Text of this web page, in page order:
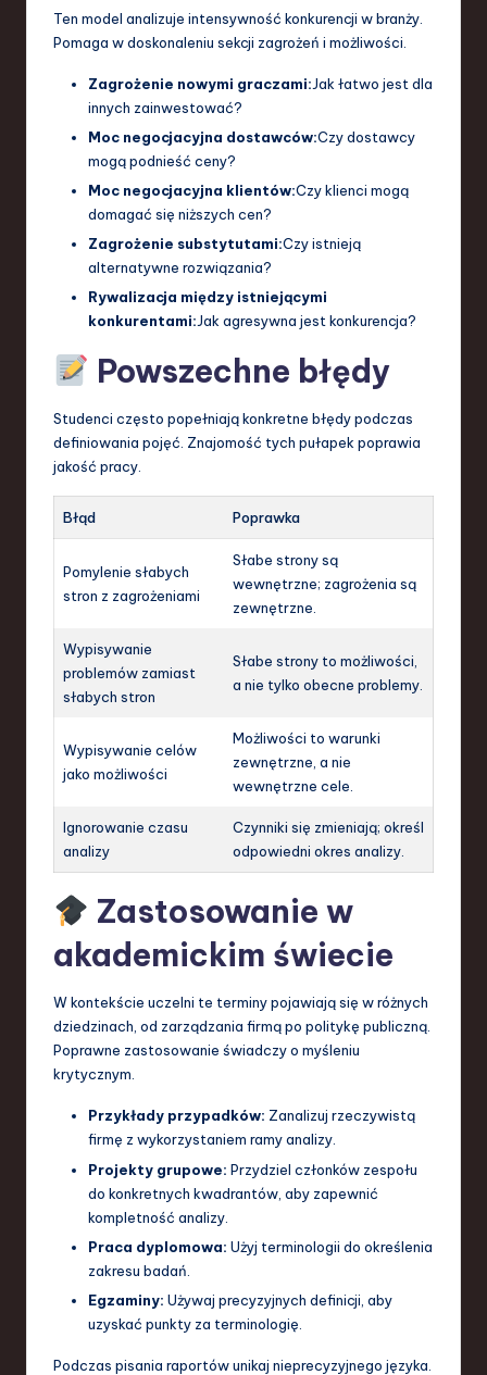
Ten model analizuje intensywność konkurencji w branży.
Pomaga w doskonaleniu sekcji zagrożeń i możliwości.
Zagrożenie nowymi graczami:Jak łatwo jest dla
innych zainwestować?
Moc negocjacyjna dostawców:Czy dostawcy
mogą podnieść ceny?
Moc negocjacyjna klientów:Czy klienci mogą
domagać się niższych cen?
Zagrożenie substytutami:Czy istnieją
alternatywne rozwiązania?
Rywalizacja między istniejącymi
konkurentami:Jak agresywna jest konkurencja?
Powszechne błędy
Studenci często popełniają konkretne błędy podczas
definiowania pojęć. Znajomość tych pułapek poprawia
jakość pracy.
Błąd Poprawka
Pomylenie słabych
stron z zagrożeniami
Słabe strony są
wewnętrzne; zagrożenia są
zewnętrzne.
Wypisywanie
problemów zamiast
słabych stron
Słabe strony to możliwości,
a nie tylko obecne problemy.
Wypisywanie celów
jako możliwości
Możliwości to warunki
zewnętrzne, a nie
wewnętrzne cele.
Ignorowanie czasu
analizy
Czynniki się zmieniają; określ
odpowiedni okres analizy.
Zastosowanie w
akademickim świecie
W kontekście uczelni te terminy pojawiają się w różnych
dziedzinach, od zarządzania firmą po politykę publiczną.
Poprawne zastosowanie świadczy o myśleniu
krytycznym.
Przykłady przypadków: Zanalizuj rzeczywistą
firmę z wykorzystaniem ramy analizy.
Projekty grupowe: Przydziel członków zespołu
do konkretnych kwadrantów, aby zapewnić
kompletność analizy.
Praca dyplomowa: Użyj terminologii do określenia
zakresu badań.
Egzaminy: Używaj precyzyjnych definicji, aby
uzyskać punkty za terminologię.
Podczas pisania raportów unikaj nieprecyzyjnego języka.